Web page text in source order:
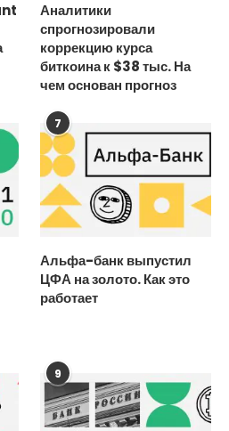
Аналитики
спрогнозировали
коррекцию курса
биткоина к $38 тыс. На
чем основан прогноз
7
Альфа-банк выпустил
ЦФА на золото. Как это
работает
9